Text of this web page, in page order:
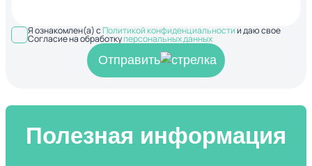
Я ознакомлен(а) сПолитикой конфиденциальностии даю свое
Согласие на обработкуперсональных данных
Отправить
Полезная информация